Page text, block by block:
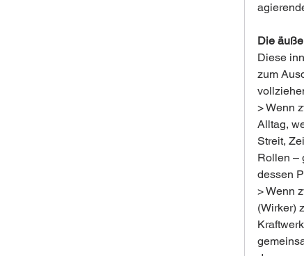
Die
Diese
zum
> Wenn
Alltag,
Streit,
Rollen –
dessen
> Wenn
(Wirker)